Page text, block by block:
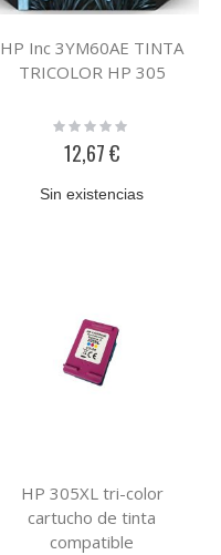
HP Inc 3YM60AE TINTA
TRICOLOR HP 305
Rating:
12,67 €
Sin existencias
HP 305XL tri-color
cartucho de tinta
compatible